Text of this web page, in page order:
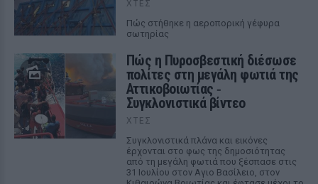
ΧΤΕΣ
Πώς στήθηκε η αεροπορική γέφυρα
σωτηρίας
Πώς η Πυροσβεστική διέσωσε
πολίτες στη μεγάλη φωτιά της
Αττικοβοιωτίας ‑
Συγκλονιστικά βίντεο
ΧΤΕΣ
Συγκλονιστικά πλάνα και εικόνες
έρχονται στο φως της δημοσιότητας
από τη μεγάλη φωτιά που ξέσπασε στις
31 Ιουλίου στον Αγιο Βασίλειο, στον